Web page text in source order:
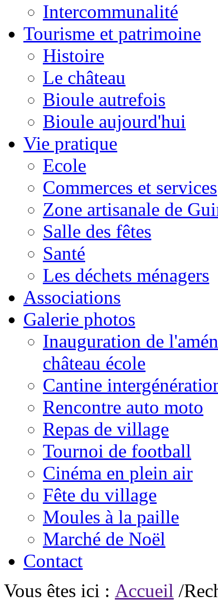
Intercommunalité
Tourisme et patrimoine
Histoire
Le château
Bioule autrefois
Bioule aujourd'hui
Vie pratique
Ecole
Commerces et services
Zone artisanale de
Salle des fêtes
Santé
Les déchets ménagers
Associations
Galerie photos
Inauguration de
château école
Cantine
Rencontre auto moto
Repas de village
Tournoi de football
Cinéma en plein air
Fête du village
Moules à la paille
Marché de Noël
Contact
Vous êtes ici : Accueil /